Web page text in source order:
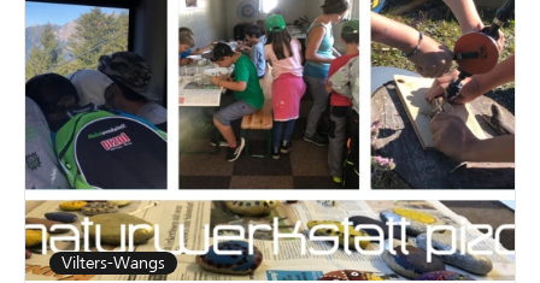
Vilters-Wangs